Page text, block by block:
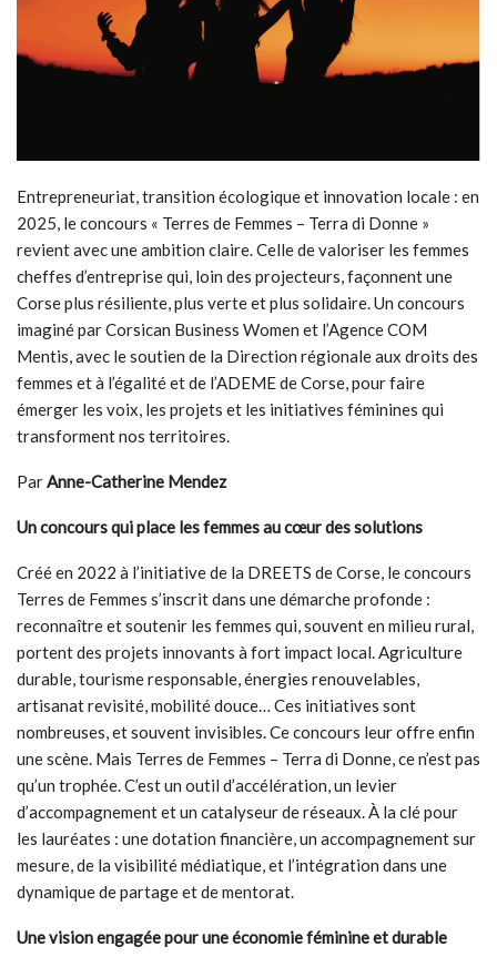
Entrepreneuriat, transition écologique et innovation locale : en
2025, le concours « Terres de Femmes – Terra di Donne »
revient avec une ambition claire. Celle de valoriser les femmes
cheffes d’entreprise qui, loin des projecteurs, façonnent une
Corse plus résiliente, plus verte et plus solidaire. Un concours
imaginé par Corsican Business Women et l’Agence COM
Mentis, avec le soutien de la Direction régionale aux droits des
femmes et à l’égalité et de l’ADEME de Corse, pour faire
émerger les voix, les projets et les initiatives féminines qui
transforment nos territoires.
ParAnne-Catherine Mendez
Un concours qui place les femmes au cœur des solutions
Créé en 2022 à l’initiative de la DREETS de Corse, le concours
Terres de Femmes s’inscrit dans une démarche profonde :
reconnaître et soutenir les femmes qui, souvent en milieu rural,
portent des projets innovants à fort impact local. Agriculture
durable, tourisme responsable, énergies renouvelables,
artisanat revisité, mobilité douce… Ces initiatives sont
nombreuses, et souvent invisibles. Ce concours leur offre enfin
une scène. Mais Terres de Femmes – Terra di Donne, ce n’est pas
qu’un trophée. C’est un outil d’accélération, un levier
d’accompagnement et un catalyseur de réseaux. À la clé pour
les lauréates : une dotation financière, un accompagnement sur
mesure, de la visibilité médiatique, et l’intégration dans une
dynamique de partage et de mentorat.
Une vision engagée pour une économie féminine et durable